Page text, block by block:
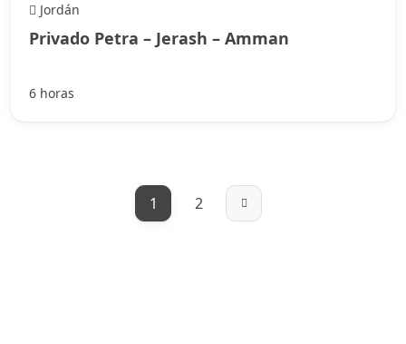
Jordán
Privado Petra – Jerash – Amman
6 horas
1 2